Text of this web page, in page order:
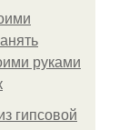
руками
гипсовой